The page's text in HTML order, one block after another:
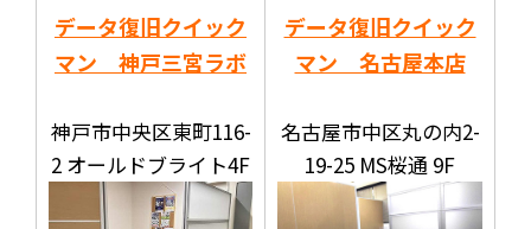
データ復旧クイック
マン 神戸三宮ラボ
神戸市中央区東町116-
2 オールドブライト4F
データ復旧クイック
マン 名古屋本店
名古屋市中区丸の内2-
19-25 MS桜通 9F